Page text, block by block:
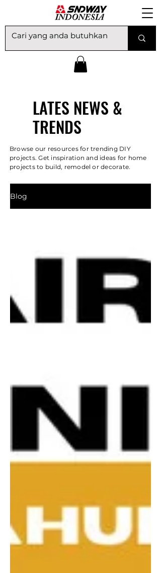
LATES NEWS &
TRENDS
Browse our resources for trending DIY
projects. Get inspiration and ideas for home
projects to build, remodel or decorate.
Blog